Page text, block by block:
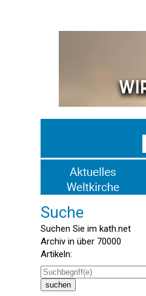
Suche
Suchen Sie im kath.net
Archiv in über 70000
Artikeln: